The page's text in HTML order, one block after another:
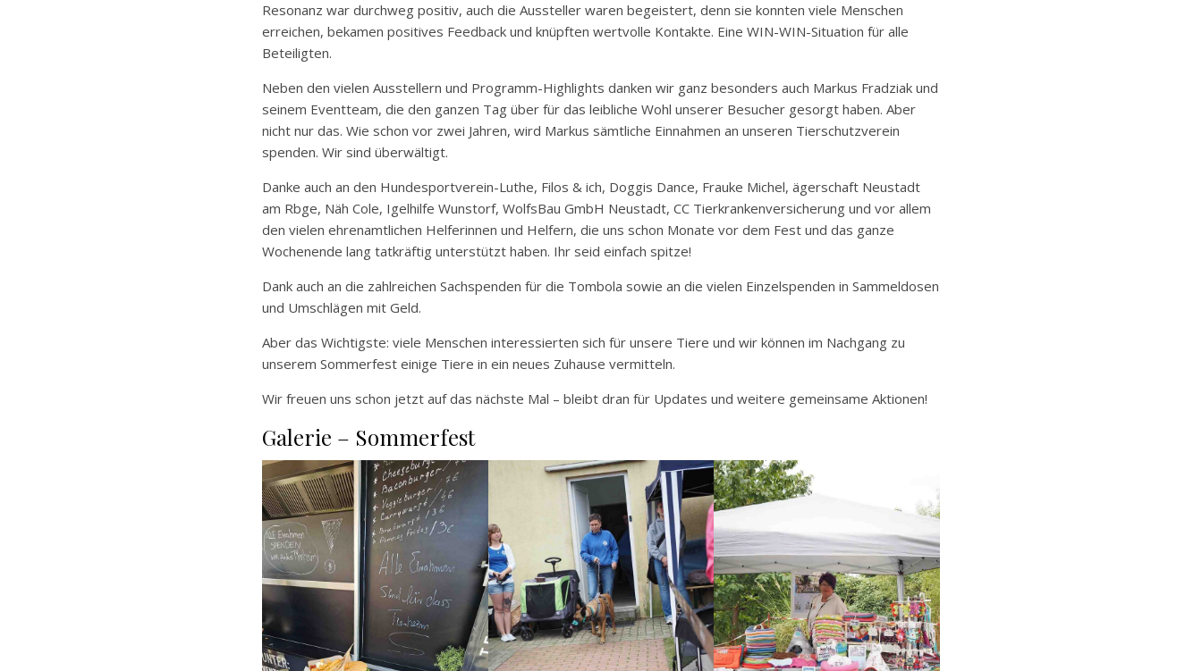
Resonanz war durchweg positiv, auch die Aussteller waren begeistert, denn sie konnten viele Menschen
erreichen, bekamen positives Feedback und knüpften wertvolle Kontakte. Eine WIN-WIN-Situation für alle
Beteiligten.
Neben den vielen Ausstellern und Programm-Highlights danken wir ganz besonders auch Markus Fradziak und
seinem Eventteam, die den ganzen Tag über für das leibliche Wohl unserer Besucher gesorgt haben. Aber
nicht nur das. Wie schon vor zwei Jahren, wird Markus sämtliche Einnahmen an unseren Tierschutzverein
spenden. Wir sind überwältigt.
Danke auch an den Hundesportverein-Luthe, Filos & ich, Doggis Dance, Frauke Michel, ägerschaft Neustadt
am Rbge, Näh Cole, Igelhilfe Wunstorf, WolfsBau GmbH Neustadt, CC Tierkrankenversicherung und vor allem
den vielen ehrenamtlichen Helferinnen und Helfern, die uns schon Monate vor dem Fest und das ganze
Wochenende lang tatkräftig unterstützt haben. Ihr seid einfach spitze!
Dank auch an die zahlreichen Sachspenden für die Tombola sowie an die vielen Einzelspenden in Sammeldosen
und Umschlägen mit Geld.
Aber das Wichtigste: viele Menschen interessierten sich für unsere Tiere und wir können im Nachgang zu
unserem Sommerfest einige Tiere in ein neues Zuhause vermitteln.
Wir freuen uns schon jetzt auf das nächste Mal – bleibt dran für Updates und weitere gemeinsame Aktionen!
Galerie – Sommerfest